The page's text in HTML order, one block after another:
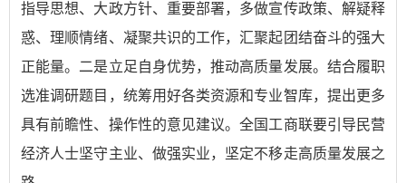
指导思想、大政方针、重要部署，多做宣传政策、解疑释
惑、理顺情绪、凝聚共识的工作，汇聚起团结奋斗的强大
正能量。二是立足自身优势，推动高质量发展。结合履职
选准调研题目，统筹用好各类资源和专业智库，提出更多
具有前瞻性、操作性的意见建议。全国工商联要引导民营
经济人士坚守主业、做强实业，坚定不移走高质量发展之